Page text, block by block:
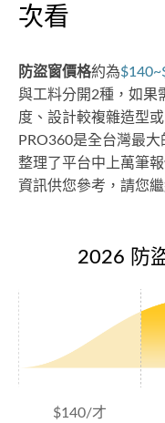
次看
防盜窗價格約為
與工料分開2種，如果
度、設計較複雜造型
PRO360是全台灣最
整理了平台中上萬筆
資訊供您參考，請您
2026 防
$140/才